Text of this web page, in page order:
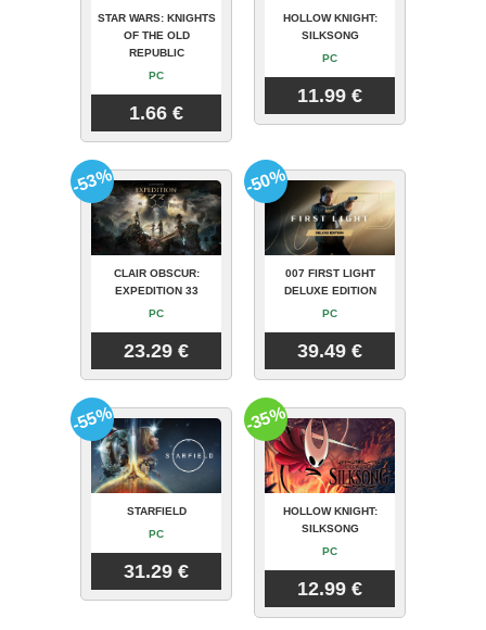
STAR WARS: KNIGHTS
OF THE OLD
REPUBLIC
PC
1.66 €
HOLLOW KNIGHT:
SILKSONG
PC
11.99 €
CLAIR OBSCUR:
EXPEDITION 33
PC
23.29 €
-53%
007 FIRST LIGHT
DELUXE EDITION
PC
39.49 €
-50%
STARFIELD
PC
31.29 €
-55%
HOLLOW KNIGHT:
SILKSONG
PC
12.99 €
-35%